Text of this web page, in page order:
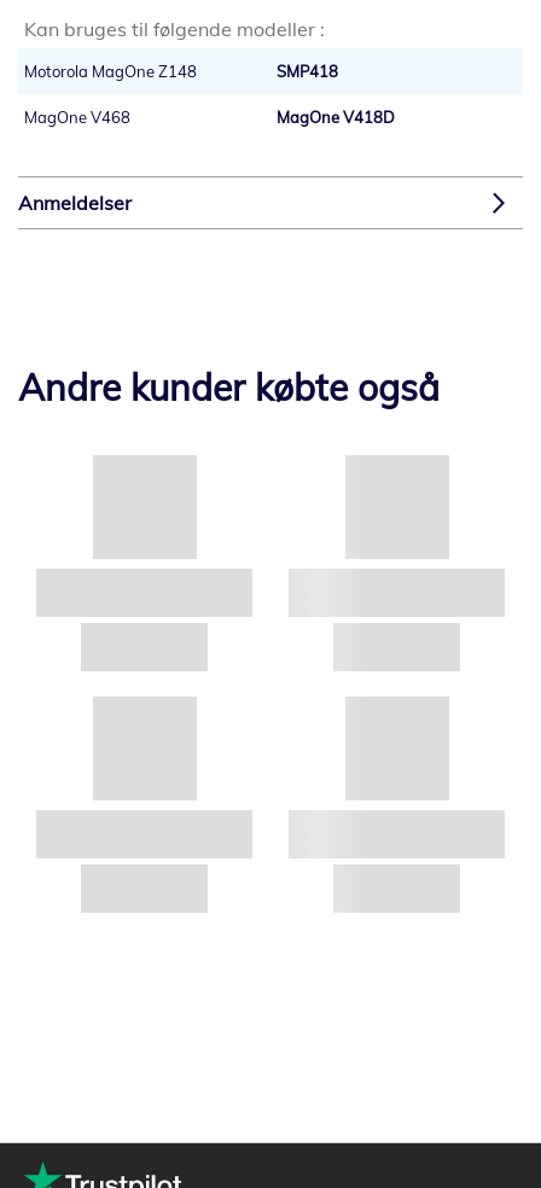
Kan bruges til følgende modeller :
Motorola MagOne Z148 SMP418
MagOne V468 MagOne V418D
Anmeldelser
Andre kunder købte også